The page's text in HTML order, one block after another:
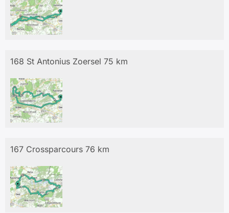
168 St Antonius Zoersel 75 km
167 Crossparcours 76 km